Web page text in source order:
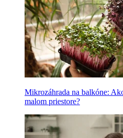
Mikrozáhrada na balkóne:
malom priestore?